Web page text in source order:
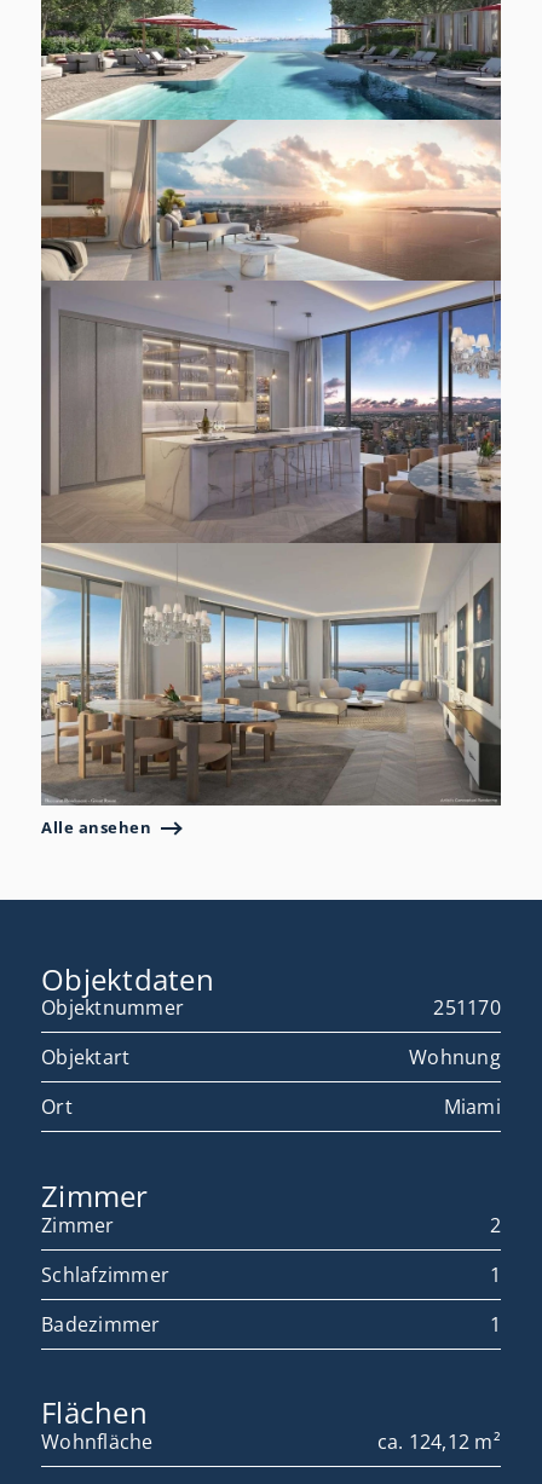
Alle ansehen
Objektdaten
Objektnummer
251170
Objektart
Wohnung
Ort
Miami
Zimmer
Zimmer
2
Schlafzimmer
1
Badezimmer
1
Flächen
Wohnfläche ca. 124,12 m²